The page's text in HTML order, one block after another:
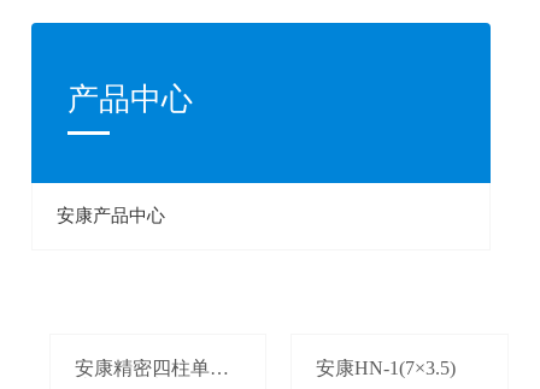
产品中心
安康产品中心
安康精密四柱单双
安康HN-1(7×3.5)